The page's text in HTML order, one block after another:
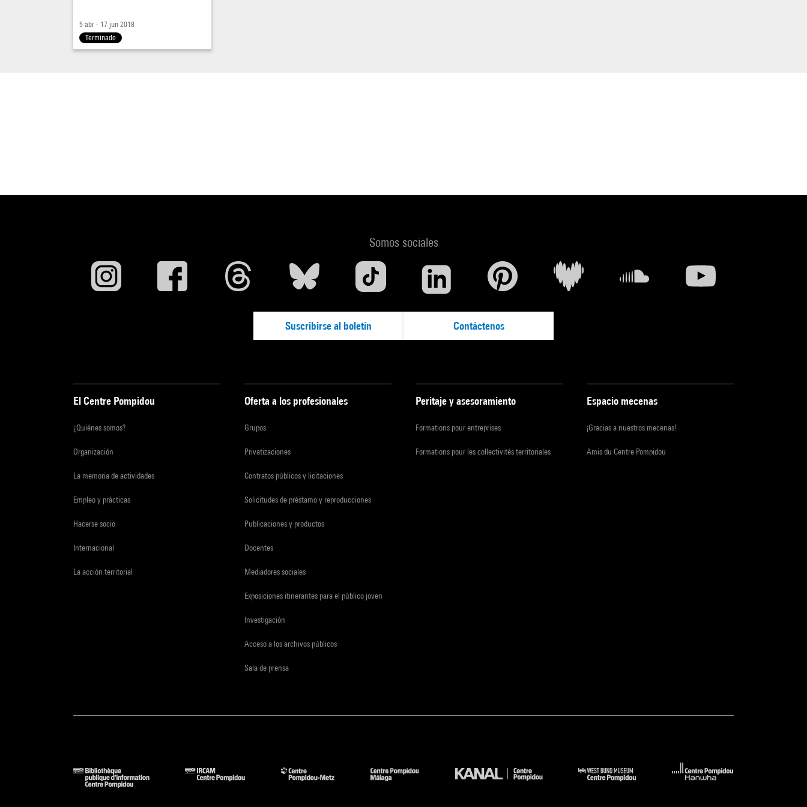
5 abr - 17 jun 2018
Terminado
Somos sociales
Suscribirse al boletín Contáctenos
El Centre Pompidou
¿Quiénes somos?
Organización
La memoria de actividades
Empleo y prácticas
Hacerse socio
Internacional
La acción territorial
Oferta a los profesionales
Grupos
Privatizaciones
Contratos públicos y licitaciones
Solicitudes de préstamo y reproducciones
Publicaciones y productos
Docentes
Mediadores sociales
Exposiciones itinerantes para el público joven
Investigación
Acceso a los archivos públicos
Sala de prensa
Peritaje y asesoramiento
Formations pour entreprises
Formations pour les collectivités territoriales
Espacio mecenas
¡Gracias a nuestros mecenas!
Amis du Centre Pompidou